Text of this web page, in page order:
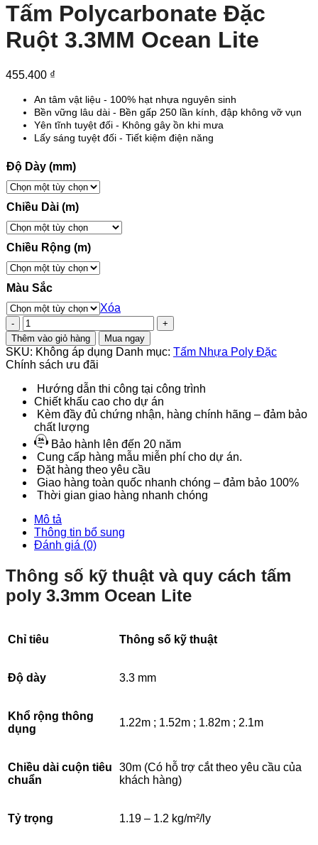
Tấm Polycarbonate Đặc
Ruột 3.3MM Ocean Lite
455.400 ₫
An tâm vật liệu - 100% hạt nhựa nguyên sinh
Bền vững lâu dài - Bền gấp 250 lần kính, đập không vỡ vụn
Yên tĩnh tuyệt đối - Không gây ồn khi mưa
Lấy sáng tuyệt đối - Tiết kiệm điện năng
Độ Dày (mm)
Chiều Dài (m)
Chiều Rộng (m)
Màu Sắc
Xóa
Tấm
Polycarbonate
Đặc
Ruột
3.3MM
Ocean
Lite
số
lượng
Thêm vào giỏ hàng Mua ngay
SKU: Không áp dụng Danh mục: Tấm Nhựa Poly Đặc
Chính sách ưu đãi
Hướng dẫn thi công tại công trình
Chiết khấu cao cho dự án
Kèm đầy đủ chứng nhận, hàng chính hãng – đảm bảo
chất lượng
Bảo hành lên đến 20 năm
Cung cấp hàng mẫu miễn phí cho dự án.
Đặt hàng theo yêu cầu
Giao hàng toàn quốc nhanh chóng – đảm bảo 100%
Thời gian giao hàng nhanh chóng
Mô tả
Thông tin bổ sung
Đánh giá (0)
Thông số kỹ thuật và quy cách tấm
poly 3.3mm Ocean Lite
Chỉ tiêu Thông số kỹ thuật
Độ dày 3.3 mm
Khổ rộng thông
dụng
1.22m ; 1.52m ; 1.82m ; 2.1m
Chiều dài cuộn tiêu
chuẩn
30m (Có hỗ trợ cắt theo yêu cầu của
khách hàng)
Tỷ trọng 1.19 – 1.2 kg/m²/ly